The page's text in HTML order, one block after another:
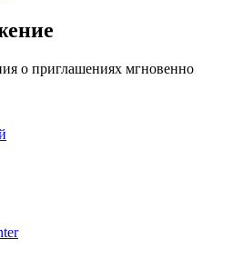
о приглашениях мгновенно